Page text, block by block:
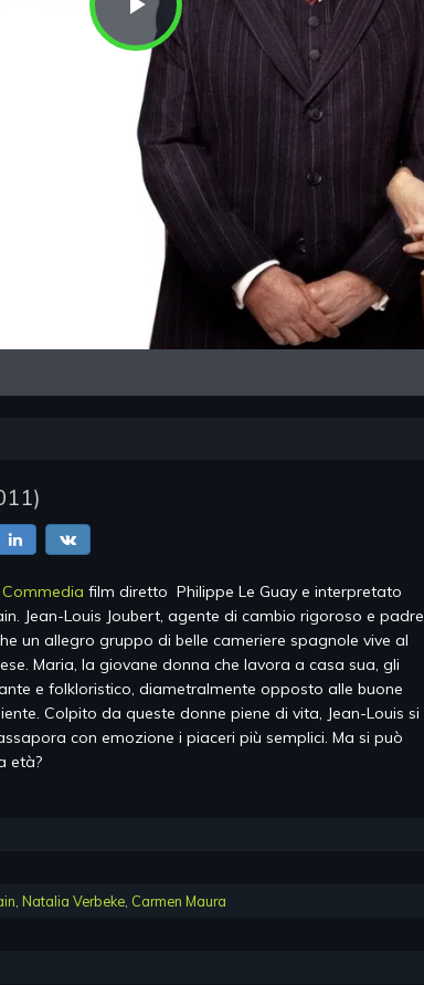
Play
Video
)
Commedia film diretto Philippe Le Guay e interpretato
. Jean-Louis Joubert, agente di cambio rigoroso e padre
un allegro gruppo di belle cameriere spagnole vive al
Maria, la giovane donna che lavora a casa sua, gli
e folkloristico, diametralmente opposto alle buone
Colpito da queste donne piene di vita, Jean-Louis si
con emozione i piaceri più semplici. Ma si può
età?
, Natalia Verbeke, Carmen Maura